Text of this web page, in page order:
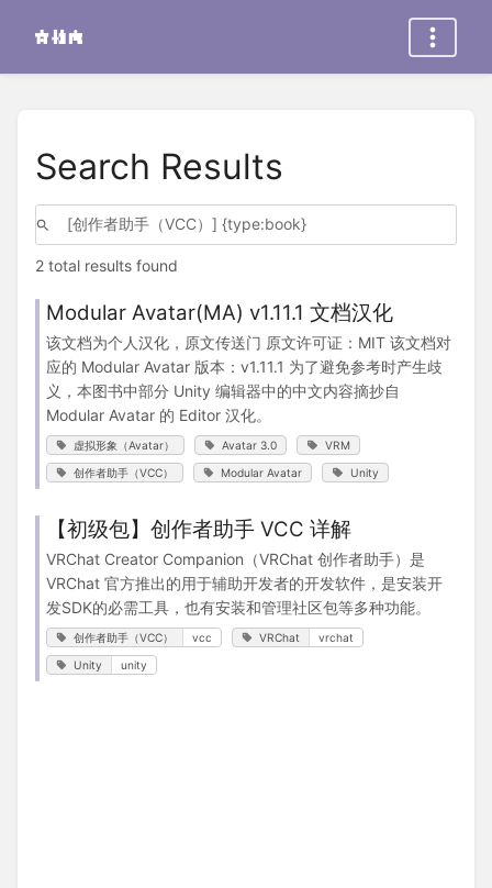
Search Results
2 total results found
Modular Avatar(MA) v1.11.1 文档汉化
该文档为个人汉化，原文传送门 原文许可证：MIT 该文档对
应的 Modular Avatar 版本：v1.11.1 为了避免参考时产生歧
义，本图书中部分 Unity 编辑器中的中文内容摘抄自
Modular Avatar 的 Editor 汉化。
虚拟形象（Avatar） Avatar 3.0 VRM
创作者助手（VCC） Modular Avatar Unity
【初级包】创作者助手 VCC 详解
VRChat Creator Companion（VRChat 创作者助手）是
VRChat 官方推出的用于辅助开发者的开发软件，是安装开
发SDK的必需工具，也有安装和管理社区包等多种功能。
创作者助手（VCC） vcc VRChat vrchat
Unity unity